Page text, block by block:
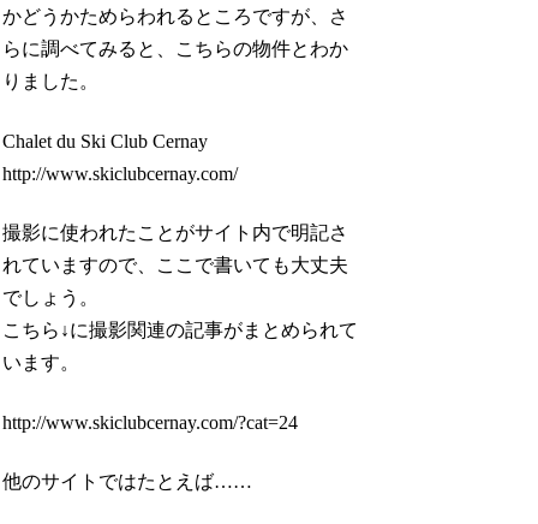
かどうかためらわれるところですが、さ
らに調べてみると、こちらの物件とわか
りました。
Chalet du Ski Club Cernay
http://www.skiclubcernay.com/
撮影に使われたことがサイト内で明記さ
れていますので、ここで書いても大丈夫
でしょう。
こちら↓に撮影関連の記事がまとめられて
います。
http://www.skiclubcernay.com/?cat=24
他のサイトではたとえば……